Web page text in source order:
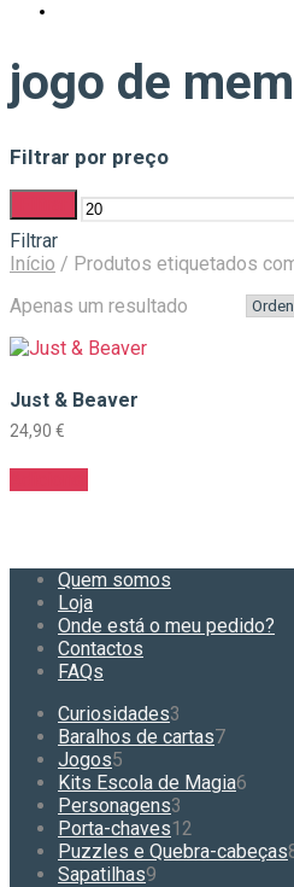
jogo de
Filtrar por preço
Preço
Filtrar
Início / Produtos etiquetados
Apenas um resultado
Just & Beaver
24,90 €
Quem somos
Loja
Onde está o meu pedido?
Contactos
FAQs
Curiosidades3
produtos
Baralhos de cartas77
Jogos5
produtos
Kits Escola de Magia6
Personagens3
produtos
Porta-chaves12
produtos
Puzzles e Quebra-cabeças
Sapatilhas9